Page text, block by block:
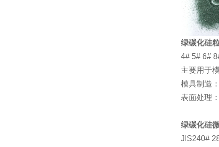
绿碳化硅
4# 5# 6#
主要用于
模具制造
表面处理
绿碳化硅
JIS240#